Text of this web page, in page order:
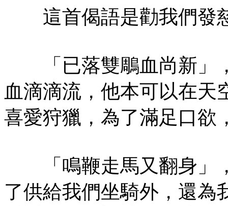
這首偈語是勸我們發
「已落雙鵰血尚新」
血滴滴流，他本可以在天
喜愛狩獵，為了滿足口欲
「鳴鞭走馬又翻身」
了供給我們坐騎外，還為